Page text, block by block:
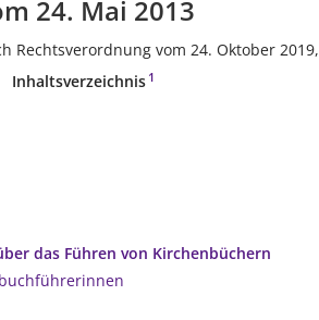
24. Mai 2013
Rechtsverordnung vom 24. Oktober 2019,
Inhaltsverzeichnis 1
das Führen von Kirchenbüchern